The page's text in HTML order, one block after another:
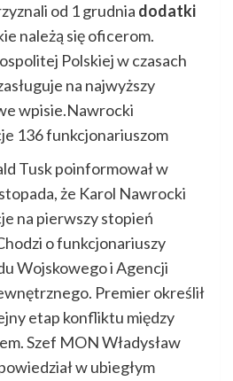
od 1 grudnia dodatki
należą się oficerom.
Polskiej w czasach
na najwyższy
wpisie.Nawrocki
136 funkcjonariuszom
Tusk poinformował w
że Karol Nawrocki
na pierwszy stopień
o funkcjonariuszy
Wojskowego i Agencji
Premier określił
etap konfliktu między
Szef MON Władysław
w ubiegłym